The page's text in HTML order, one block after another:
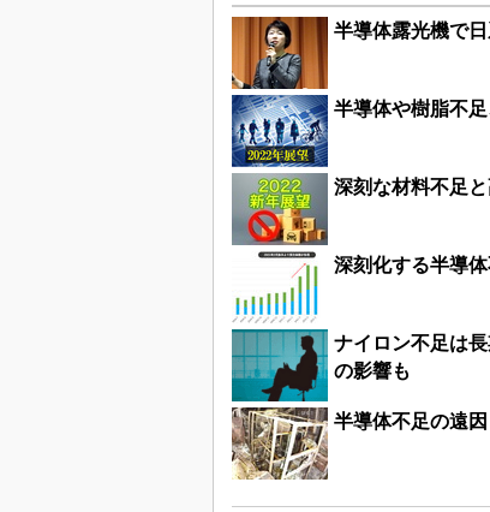
半導体露光機で
半導体や樹脂不
深刻な材料不足
深刻化する半導
ナイロン不足は
の影響も
半導体不足の遠